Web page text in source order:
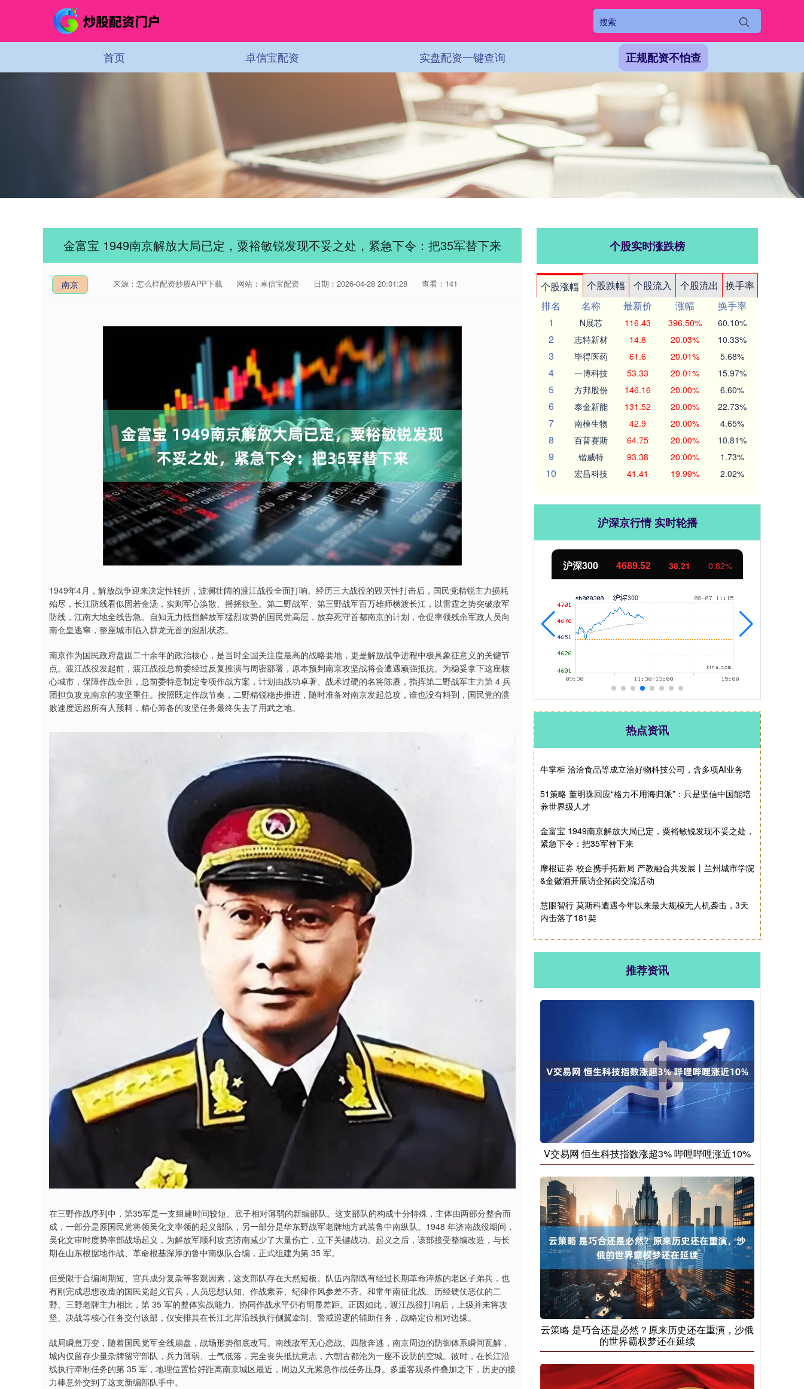
首页 卓信宝配资 实盘配资一键查询 正规配资不怕查
金富宝 1949南京解放大局已定，粟裕敏锐发现不妥之处，紧急下令：把35军替下来
南京 来源：怎么样配资炒股APP下载 网站：卓信宝配资 日期：2026-04-28 20:01:28 查看：141
1949年4月，解放战争迎来决定性转折，波澜壮阔的渡江战役全面打响。经历三大战役的毁灭性打击后，国民党精锐主力损耗
殆尽，长江防线看似固若金汤，实则军心涣散、摇摇欲坠。第二野战军、第三野战军百万雄师横渡长江，以雷霆之势突破敌军
防线，江南大地全线告急。自知无力抵挡解放军猛烈攻势的国民党高层，放弃死守首都南京的计划，仓促率领残余军政人员向
南仓皇逃窜，整座城市陷入群龙无首的混乱状态。
南京作为国民政府盘踞二十余年的政治核心，是当时全国关注度最高的战略要地，更是解放战争进程中极具象征意义的关键节
点。渡江战役发起前，渡江战役总前委经过反复推演与周密部署，原本预判南京攻坚战将会遭遇顽强抵抗。为稳妥拿下这座核
心城市，保障作战全胜，总前委特意制定专项作战方案，计划由战功卓著、战术过硬的名将陈赓，指挥第二野战军主力第 4 兵
团担负攻克南京的攻坚重任。按照既定作战节奏，二野精锐稳步推进，随时准备对南京发起总攻，谁也没有料到，国民党的溃
败速度远超所有人预料，精心筹备的攻坚任务最终失去了用武之地。
在三野作战序列中，第35军是一支组建时间较短、底子相对薄弱的新编部队。这支部队的构成十分特殊，主体由两部分整合而
成，一部分是原国民党将领吴化文率领的起义部队，另一部分是华东野战军老牌地方武装鲁中南纵队。1948 年济南战役期间，
吴化文审时度势率部战场起义，为解放军顺利攻克济南减少了大量伤亡，立下关键战功。起义之后，该部接受整编改造，与长
期在山东根据地作战、革命根基深厚的鲁中南纵队合编，正式组建为第 35 军。
但受限于合编周期短、官兵成分复杂等客观因素，这支部队存在天然短板。队伍内部既有经过长期革命淬炼的老区子弟兵，也
有刚完成思想改造的国民党起义官兵，人员思想认知、作战素养、纪律作风参差不齐。和常年南征北战、历经硬仗恶仗的二
野、三野老牌主力相比，第 35 军的整体实战能力、协同作战水平仍有明显差距。正因如此，渡江战役打响后，上级并未将攻
坚、决战等核心任务交付该部，仅安排其在长江北岸沿线执行侧翼牵制、警戒巡逻的辅助任务，战略定位相对边缘。
战局瞬息万变，随着国民党军全线崩盘，战场形势彻底改写。南线敌军无心恋战、四散奔逃，南京周边的防御体系瞬间瓦解，
城内仅留存少量杂牌留守部队，兵力薄弱、士气低落，完全丧失抵抗意志，六朝古都沦为一座不设防的空城。彼时，在长江沿
线执行牵制任务的第 35 军，地理位置恰好距离南京城区最近，周边又无紧急作战任务压身。多重客观条件叠加之下，历史的接
力棒意外交到了这支新编部队手中。
个股实时涨跌榜
个股涨幅 个股跌幅 个股流入 个股流出
换手率
排名
名称 最新价 涨幅
换手率
1
N展芯 116.43 396.50% 60.10%
2 志特新材 14.8 20.03% 10.33%
3 毕得医药 61.6 20.01% 5.68%
4 一博科技 53.33 20.01% 15.97%
5 方邦股份 146.16 20.00% 6.60%
6 泰金新能 131.52 20.00% 22.73%
7 南模生物 42.9 20.00% 4.65%
8 百普赛斯 64.75 20.00% 10.81%
9 锴威特 93.38 20.00% 1.73%
10 宏昌科技 41.41 19.99% 2.02%
沪深京行情 实时轮播
深证成指 14275.54 165.42 1.17% 沪深300 4689.52 38.21 北证50 1126.08 3.20 0.28%
热点资讯
牛掌柜 洽洽食品等成立洽好物科技公司，含多项AI业务
51策略 董明珠回应“格力不用海归派”：只是坚信中国能培
养世界级人才
金富宝 1949南京解放大局已定，粟裕敏锐发现不妥之处，
紧急下令：把35军替下来
摩根证券 校企携手拓新局 产教融合共发展丨兰州城市学院
&金徽酒开展访企拓岗交流活动
慧眼智行 莫斯科遭遇今年以来最大规模无人机袭击，3天
内击落了181架
推荐资讯
V交易网 恒生科技指数涨超3% 哔哩哔哩涨近10%
云策略 是巧合还是必然？原来历史还在重演，沙俄
的世界霸权梦还在延续